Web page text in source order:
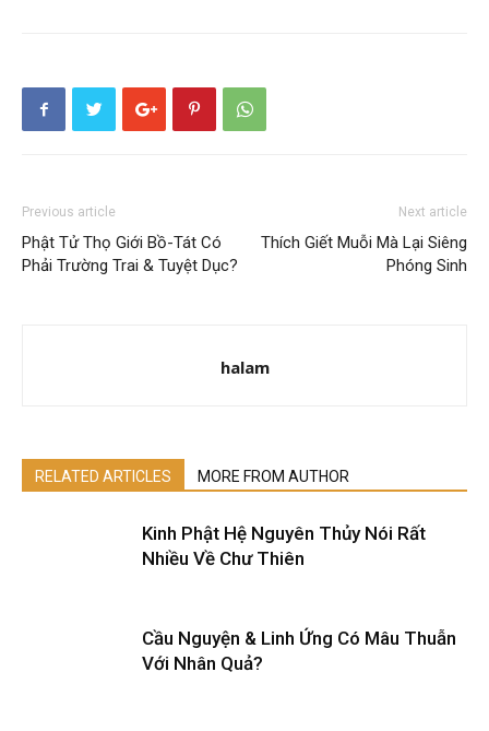
Previous article
Phật Tử Thọ Giới Bồ-Tát Có
Phải Trường Trai & Tuyệt Dục?
Next article
Thích Giết Muỗi Mà Lại Siêng
Phóng Sinh
halam
RELATED ARTICLES MORE FROM AUTHOR
Kinh Phật Hệ Nguyên Thủy Nói Rất
Nhiều Về Chư Thiên
Cầu Nguyện & Linh Ứng Có Mâu Thuẫn
Với Nhân Quả?